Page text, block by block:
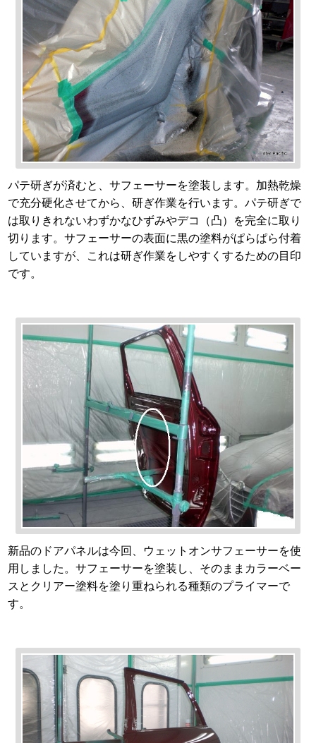
パテ研ぎが済むと、サフェーサーを塗装します。加熱乾燥
で充分硬化させてから、研ぎ作業を行います。パテ研ぎで
は取りきれないわずかなひずみやデコ（凸）を完全に取り
切ります。サフェーサーの表面に黒の塗料がぱらぱら付着
していますが、これは研ぎ作業をしやすくするための目印
です。
新品のドアパネルは今回、ウェットオンサフェーサーを使
用しました。サフェーサーを塗装し、そのままカラーベー
スとクリアー塗料を塗り重ねられる種類のプライマーで
す。